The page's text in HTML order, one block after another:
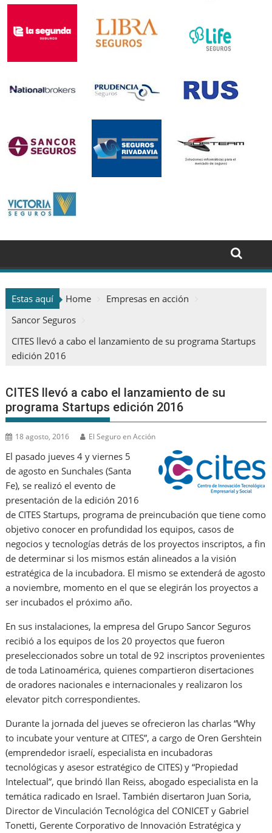
Estas aquí Home
Empresas en acción
Sancor Seguros
CITES llevó a cabo el lanzamiento de su programa Startups
edición 2016
CITES llevó a cabo el lanzamiento de su
programa Startups edición 2016
18 agosto, 2016 El Seguro en Acción
El pasado jueves 4 y viernes 5
de agosto en Sunchales (Santa
Fe), se realizó el evento de
presentación de la edición 2016
de CITES Startups, programa de preincubación que tiene como
objetivo conocer en profundidad los equipos, casos de
negocios y tecnologías detrás de los proyectos inscriptos, a fin
de determinar si los mismos están alineados a la visión
estratégica de la incubadora. El mismo se extenderá de agosto
a noviembre, momento en el que se elegirán los proyectos a
ser incubados el próximo año.
En sus instalaciones, la empresa del Grupo Sancor Seguros
recibió a los equipos de los 20 proyectos que fueron
preseleccionados sobre un total de 92 inscriptos provenientes
de toda Latinoamérica, quienes compartieron disertaciones
de oradores nacionales e internacionales y realizaron los
elevator pitch correspondientes.
Durante la jornada del jueves se ofrecieron las charlas “Why
to incubate your venture at CITES”, a cargo de Oren Gershtein
(emprendedor israelí, especialista en incubadoras
tecnológicas y asesor estratégico de CITES) y “Propiedad
Intelectual”, que brindó Ilan Reiss, abogado especialista en la
temática radicado en Israel. También disertaron Juan Soria,
Director de Vinculación Tecnológica del CONICET y Gabriel
Tonetti, Gerente Corporativo de Innovación Estratégica y